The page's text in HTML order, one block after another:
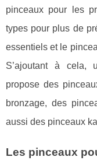
pinceaux pour les
types pour plus de
essentiels et le
S’ajoutant à cela,
propose des
bronzage, des
aussi des pinceaux
Les pinceaux